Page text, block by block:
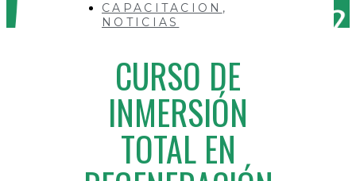
CAPACITACION ,
NOTICIAS
CURSO DE
INMERSIÓN
TOTAL EN